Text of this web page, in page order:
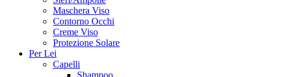
Maschera Viso
Contorno Occhi
Creme Viso
Protezione Solare
Per Lei
Capelli
Shampoo